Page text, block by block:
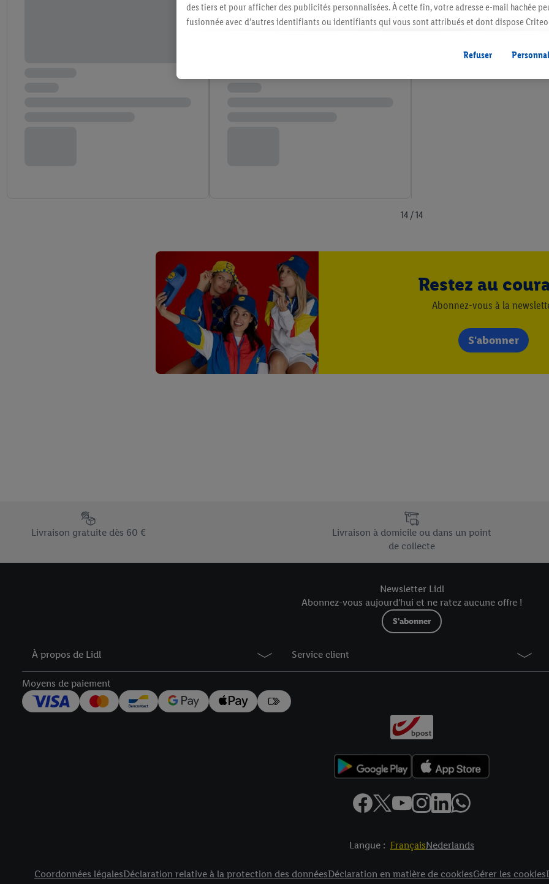
14 / 14
Restez au
Abonnez-vous à la
S'abonner
Élément du pied de page avec les différents arguments de vente uniques de Lidl.be
Livraison gratuite dès 60 €
Livraison à domicile ou dans un point
de collecte
Newsletter Lidl
Abonnez-vous aujourd'hui et ne ratez aucune offre !
S'abonner
À propos de Lidl Service client
Moyens de paiement
Langue : FrançaisNederlands
Coordonnées légalesDéclaration relative à la protection des donnéesDéclaration en matière de cookiesGérer les cookies
des tiers et pour afficher des publicités personnalisées. À cette fin, votre adresse e-mail hachée
fusionnée avec d’autres identifiants ou identifiants qui vous sont attribués et dont dispose Criteo
vous avez montré de l’intérêt (par exemple en plaçant le produit dans un panier d’un webshop
l’achat) peuvent également être affichées sur plusieurs apppareils et plusieurs services de Lidl si
plusieurs services de Lidl peuvent vous être attribués en utilisant votre adresse e-mail hachée et,
Refuser